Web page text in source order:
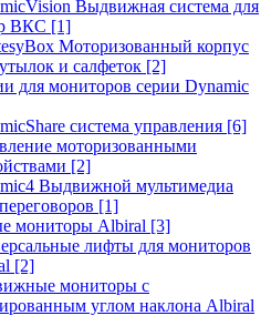
Выдвижная система для
ВКС [1]
Моторизованный корпус
и салфеток [2]
для мониторов серии Dynamic
система управления [6]
моторизованными
[2]
Выдвижной мультимедиа
[1]
мониторы Albiral [3]
лифты для мониторов
[2]
мониторы с
углом наклона Albiral